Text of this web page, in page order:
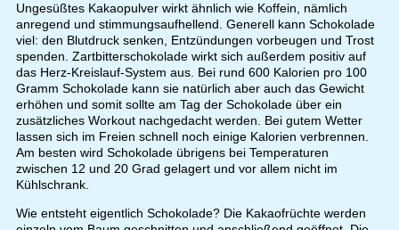
Ungesüßtes Kakaopulver wirkt ähnlich wie Koffein, nämlich
anregend und stimmungsaufhellend. Generell kann Schokolade
viel: den Blutdruck senken, Entzündungen vorbeugen und Trost
spenden. Zartbitterschokolade wirkt sich außerdem positiv auf
das Herz-Kreislauf-System aus. Bei rund 600 Kalorien pro 100
Gramm Schokolade kann sie natürlich aber auch das Gewicht
erhöhen und somit sollte am Tag der Schokolade über ein
zusätzliches Workout nachgedacht werden. Bei gutem Wetter
lassen sich im Freien schnell noch einige Kalorien verbrennen.
Am besten wird Schokolade übrigens bei Temperaturen
zwischen 12 und 20 Grad gelagert und vor allem nicht im
Kühlschrank.
Wie entsteht eigentlich Schokolade? Die Kakaofrüchte werden